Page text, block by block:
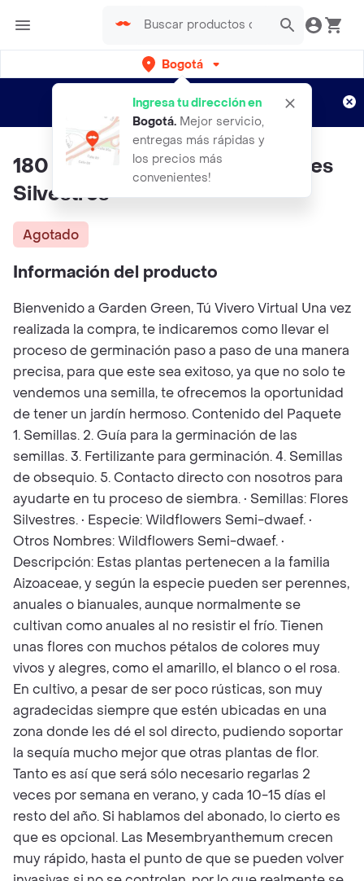
Bogotá
Ingresa tu dirección en
Bogotá. Mejor servicio,
entregas más rápidas y
los precios más
convenientes!
envíos gratis por semanas
Aplican TyC
180 Semillas Orgánicas De Flores
Silvestres
Agotado
Información del producto
Bienvenido a Garden Green, Tú Vivero Virtual Una vez
realizada la compra, te indicaremos como llevar el
proceso de germinación paso a paso de una manera
precisa, para que este sea exitoso, ya que no solo te
vendemos una semilla, te ofrecemos la oportunidad
de tener un jardín hermoso. Contenido del Paquete
1. Semillas. 2. Guía para la germinación de las
semillas. 3. Fertilizante para germinación. 4. Semillas
de obsequio. 5. Contacto directo con nosotros para
ayudarte en tu proceso de siembra. • Semillas: Flores
Silvestres. • Especie: Wildflowers Semi-dwaef. •
Otros Nombres: Wildflowers Semi-dwaef. •
Descripción: Estas plantas pertenecen a la familia
Aizoaceae, y según la especie pueden ser perennes,
anuales o bianuales, aunque normalmente se
cultivan como anuales al no resistir el frío. Tienen
unas flores con muchos pétalos de colores muy
vivos y alegres, como el amarillo, el blanco o el rosa.
En cultivo, a pesar de ser poco rústicas, son muy
agradecidas siempre que estén ubicadas en una
zona donde les dé el sol directo, pudiendo soportar
la sequía mucho mejor que otras plantas de flor.
Tanto es así que será sólo necesario regarlas 2
veces por semana en verano, y cada 10-15 días el
resto del año. Si hablamos del abonado, lo cierto es
que es opcional. Las Mesembryanthemum crecen
muy rápido, hasta el punto de que se pueden volver